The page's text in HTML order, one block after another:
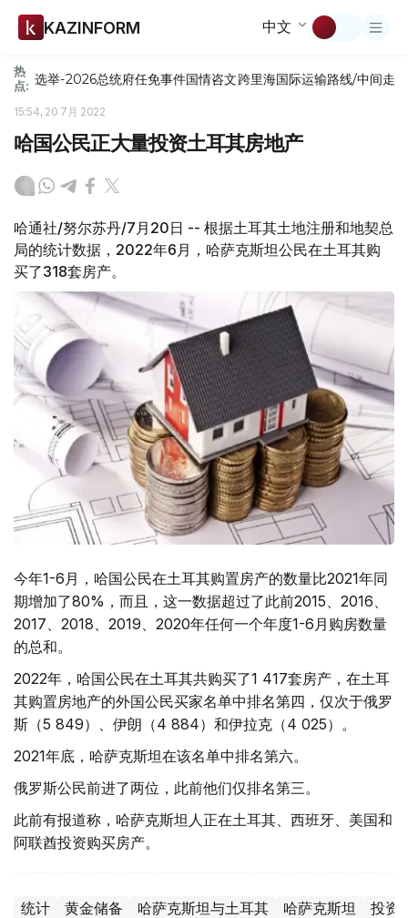
KAZINFORM 中文
热
点: 选举-2026总统府任免事件国情咨文跨里海国际运输路线/中间走廊
15:54, 20 7月 2022
哈国公民正大量投资土耳其房地产
哈通社/努尔苏丹/7月20日 -- 根据土耳其土地注册和地契总
局的统计数据，2022年6月，哈萨克斯坦公民在土耳其购
买了318套房产。
今年1-6月，哈国公民在土耳其购置房产的数量比2021年同
期增加了80%，而且，这一数据超过了此前2015、2016、
2017、2018、2019、2020年任何一个年度1-6月购房数量
的总和。
2022年，哈国公民在土耳其共购买了1 417套房产，在土耳
其购置房地产的外国公民买家名单中排名第四，仅次于俄罗
斯（5 849）、伊朗（4 884）和伊拉克（4 025）。
2021年底，哈萨克斯坦在该名单中排名第六。
俄罗斯公民前进了两位，此前他们仅排名第三。
此前有报道称，哈萨克斯坦人正在土耳其、西班牙、美国和
阿联酋投资购买房产。
统计 黄金储备 哈萨克斯坦与土耳其 哈萨克斯坦 投资